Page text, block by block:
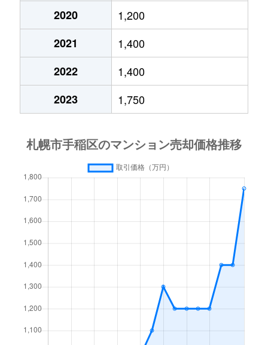
前田５条
1,900万円
前田５条
910万円
2020
1,200
2021
1,400
2022
1,400
2023
1,750